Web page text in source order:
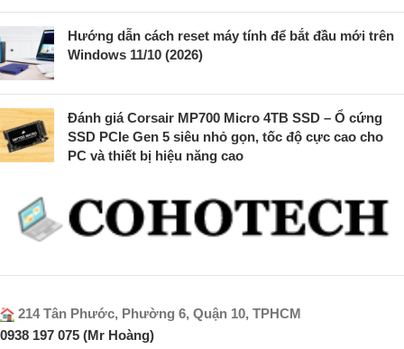
Hướng dẫn cách reset máy tính để bắt đầu mới trên
Windows 11/10 (2026)
Đánh giá Corsair MP700 Micro 4TB SSD – Ổ cứng
SSD PCIe Gen 5 siêu nhỏ gọn, tốc độ cực cao cho
PC và thiết bị hiệu năng cao
214 Tân Phước, Phường 6, Quận 10, TPHCM
0938 197 075 (Mr Hoàng)